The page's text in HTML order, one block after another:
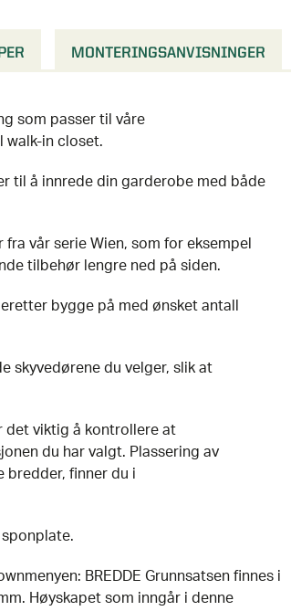
MONTERINGSANVISNINGER
som passer til våre
walk-in closet.
til å innrede din garderobe med både
vår serie Wien, som for eksempel
tilbehør lengre ned på siden.
bygge på med ønsket antall
skyvedørene du velger, slik at
det viktig å kontrollere at
du har valgt. Plassering av
bredder, finner du i
BREDDE Grunnsatsen finnes i
Høyskapet som inngår i denne